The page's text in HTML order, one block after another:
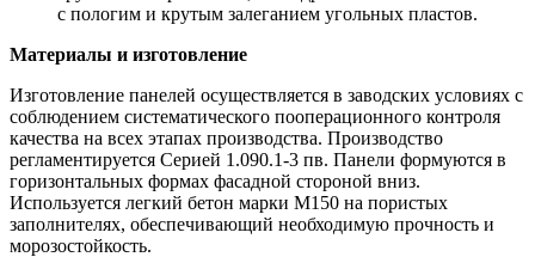
с пологим и крутым залеганием угольных пластов.
Материалы и изготовление
Изготовление панелей осуществляется в заводских условиях с
соблюдением систематического пооперационного контроля
качества на всех этапах производства. Производство
регламентируется Серией 1.090.1-3 пв. Панели формуются в
горизонтальных формах фасадной стороной вниз.
Используется легкий бетон марки М150 на пористых
заполнителях, обеспечивающий необходимую прочность и
морозостойкость.